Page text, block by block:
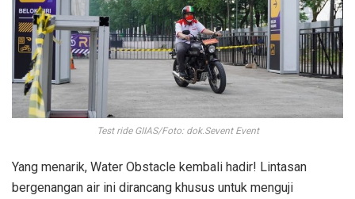
Test ride GIIAS/Foto: dok.Sevent Event
Yang menarik, Water Obstacle kembali hadir! Lintasan
bergenangan air ini dirancang khusus untuk menguji